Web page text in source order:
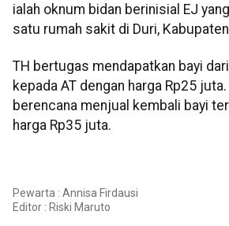
ialah oknum bidan berinisial EJ
satu rumah sakit di Duri,
TH bertugas mendapatkan bayi
kepada AT dengan harga Rp25
berencana menjual kembali bayi
harga Rp35 juta.
Pewarta : Annisa Firdausi
Editor : Riski Maruto